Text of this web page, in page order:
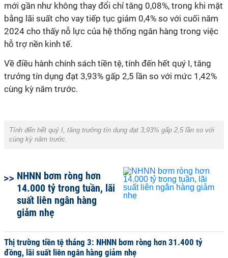
mới gần như không thay đổi chỉ tăng 0,08%, trong khi mặt
bằng lãi suất cho vay tiếp tục giảm 0,4% so với cuối năm
2024 cho thấy nỗ lực của hệ thống ngân hàng trong việc
hỗ trợ nền kinh tế.
Về điều hành chính sách tiền tệ, tính đến hết quý I, tăng
trưởng tín dụng đạt 3,93% gấp 2,5 lần so với mức 1,42%
cùng kỳ năm trước.
Tính đến hết quý I, tăng trưởng tín dụng đạt 3,93% gấp 2,5 lần so với
cùng kỳ năm trước.
NHNN bơm ròng hơn
14.000 tỷ trong tuần, lãi
suất liên ngân hàng
giảm nhẹ
Thị trường tiền tệ tháng 3: NHNN bơm ròng hơn 31.400 tỷ
đồng, lãi suất liên ngân hàng giảm nhẹ